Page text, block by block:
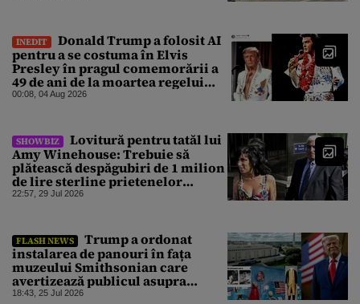
INEDIT
Donald Trump a folosit AI
pentru a se costuma în Elvis
Presley în pragul comemorării a
49 de ani de la moartea regelui
rock’n’roll
00:08, 04 Aug 2026
SHOWBIZ
Lovitură pentru tatăl lui
Amy Winehouse: Trebuie să
plătească despăgubiri de 1 milion
de lire sterline prietenelor
artistei decedate
22:57, 29 Jul 2026
FLASH NEWS
Trump a ordonat
instalarea de panouri în fața
muzeului Smithsonian care
avertizează publicul asupra
„informațiilor eronate”
18:43, 25 Jul 2026